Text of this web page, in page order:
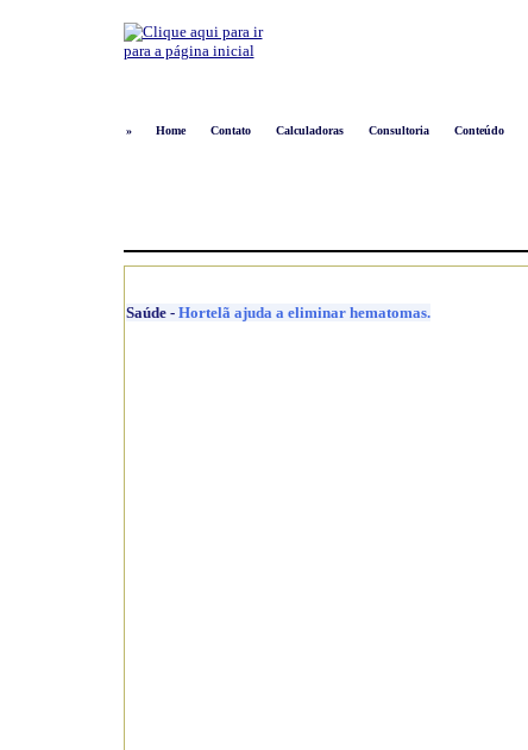
»
Home Contato Calculadoras Consultoria Conteúdo
Saúde- Hortelã ajuda a eliminar hematomas.